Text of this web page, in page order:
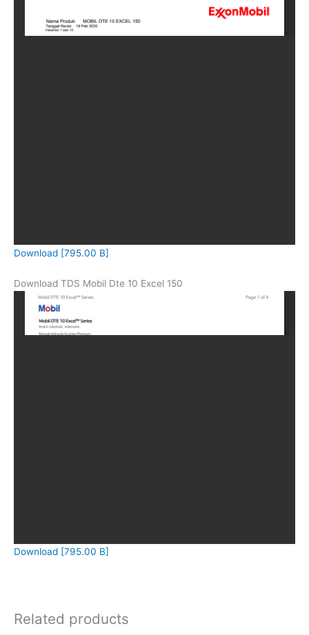
Download [795.00 B]
Download TDS Mobil Dte 10 Excel 150
Download [795.00 B]
Related products